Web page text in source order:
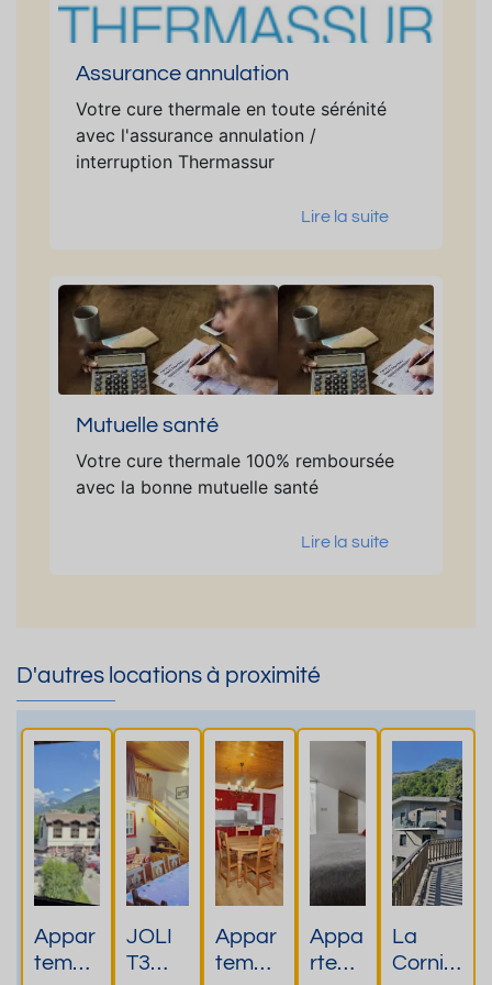
Assurance annulation
Votre cure thermale en toute sérénité
avec l'assurance annulation /
interruption Thermassur
Lire la suite
Mutuelle santé
Votre cure thermale 100% remboursée
avec la bonne mutuelle santé
Lire la suite
D'autres locations à proximité
Appar
temen
JOLI
T3
Appar
temen
Appa
rtem
La
Cornic